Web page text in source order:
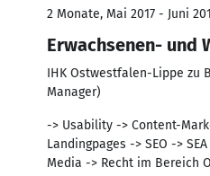
2 Monate, Mai 2017 - Juni
Erwachsenen- und
IHK Ostwestfalen-Lippe zu
Manager)
-> Usability -> Content-
Landingpages -> SEO ->
Media -> Recht im Bereich